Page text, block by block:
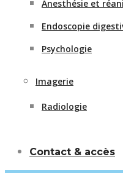
Anesthésie et
Endoscopie
Psychologie
Imagerie
Radiologie
Contact & accès